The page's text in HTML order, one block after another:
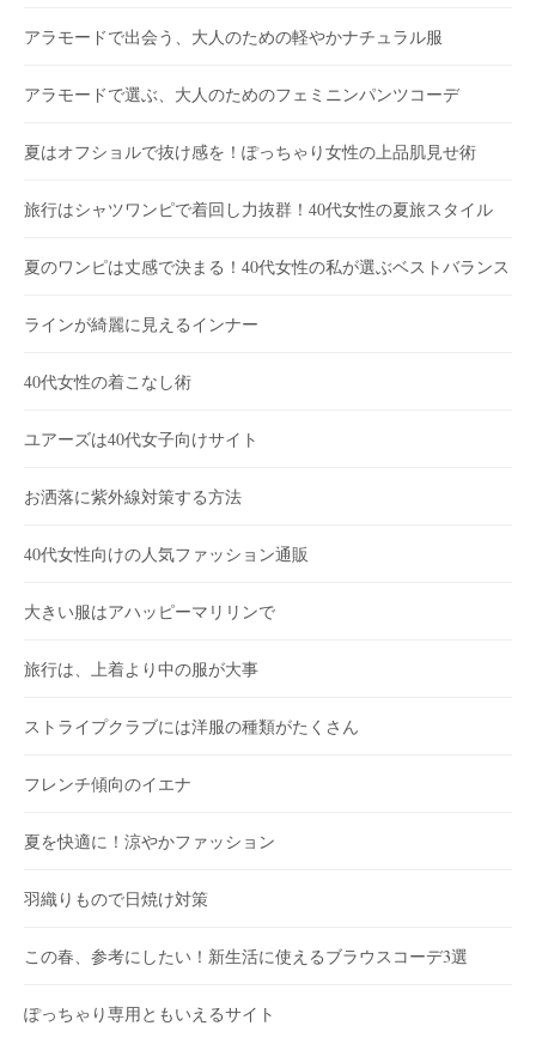
アラモードで出会う、大人のための軽やかナチュラル服
アラモードで選ぶ、大人のためのフェミニンパンツコーデ
夏はオフショルで抜け感を！ぽっちゃり女性の上品肌見せ術
旅行はシャツワンピで着回し力抜群！40代女性の夏旅スタイル
夏のワンピは丈感で決まる！40代女性の私が選ぶベストバランス
ラインが綺麗に見えるインナー
40代女性の着こなし術
ユアーズは40代女子向けサイト
お洒落に紫外線対策する方法
40代女性向けの人気ファッション通販
大きい服はアハッピーマリリンで
旅行は、上着より中の服が大事
ストライプクラブには洋服の種類がたくさん
フレンチ傾向のイエナ
夏を快適に！涼やかファッション
羽織りもので日焼け対策
この春、参考にしたい！新生活に使えるブラウスコーデ3選
ぽっちゃり専用ともいえるサイト